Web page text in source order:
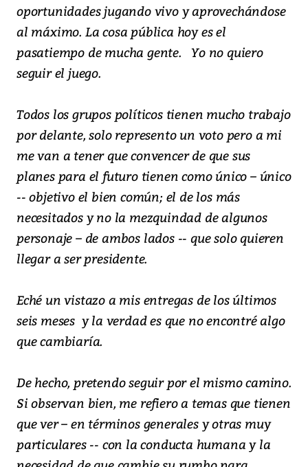
oportunidades jugando vivo y aprovechándose
al máximo. La cosa pública hoy es el
pasatiempo de mucha gente. Yo no quiero
seguir el juego.
Todos los grupos políticos tienen mucho trabajo
por delante, solo represento un voto pero a mi
me van a tener que convencer de que sus
planes para el futuro tienen como único – único
-- objetivo el bien común; el de los más
necesitados y no la mezquindad de algunos
personaje – de ambos lados -- que solo quieren
llegar a ser presidente.
Eché un vistazo a mis entregas de los últimos
seis meses y la verdad es que no encontré algo
que cambiaría.
De hecho, pretendo seguir por el mismo camino.
Si observan bien, me refiero a temas que tienen
que ver – en términos generales y otras muy
particulares -- con la conducta humana y la